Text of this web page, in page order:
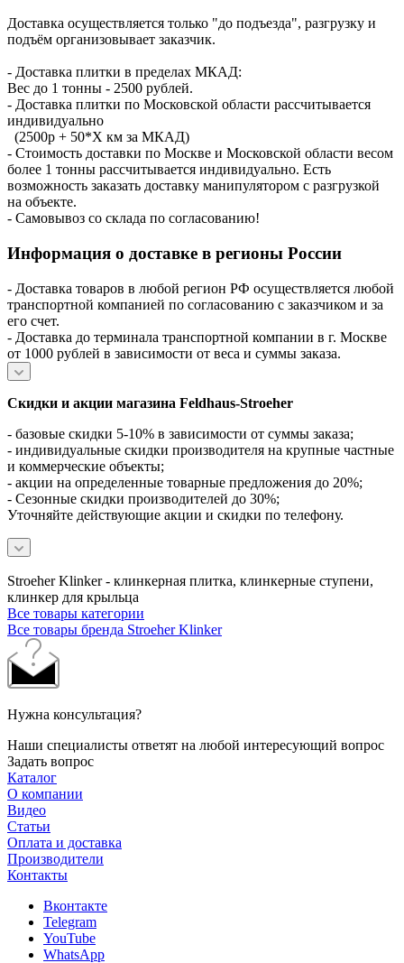
Доставка осуществляется только "до подъезда", разгрузку и
подъём организовывает заказчик.
- Доставка плитки в пределах МКАД:
Вес до 1 тонны - 2500 рублей.
- Доставка плитки по Московской области рассчитывается
индивидуально
(2500р + 50*X км за МКАД)
- Стоимость доставки по Москве и Московской области весом
более 1 тонны рассчитывается индивидуально. Есть
возможность заказать доставку манипулятором с разгрузкой
на объекте.
- Самовывоз со склада по согласованию!
Информация о доставке в регионы России
- Доставка товаров в любой регион РФ осуществляется любой
транспортной компанией по согласованию с заказчиком и за
его счет.
- Доставка до терминала транспортной компании в г. Москве
от 1000 рублей в зависимости от веса и суммы заказа.
Скидки и акции магазина Feldhaus-Stroeher
- базовые скидки 5-10% в зависимости от суммы заказа;
- индивидуальные скидки производителя на крупные частные
и коммерческие объекты;
- акции на определенные товарные предложения до 20%;
- Сезонные скидки производителей до 30%;
Уточняйте действующие акции и скидки по телефону.
Stroeher Klinker - клинкерная плитка, клинкерные ступени,
клинкер для крыльца
Все товары категории
Все товары бренда Stroeher Klinker
Нужна консультация?
Наши специалисты ответят на любой интересующий вопрос
Задать вопрос
Каталог
О компании
Видео
Статьи
Оплата и доставка
Производители
Контакты
Вконтакте
Telegram
YouTube
WhatsApp